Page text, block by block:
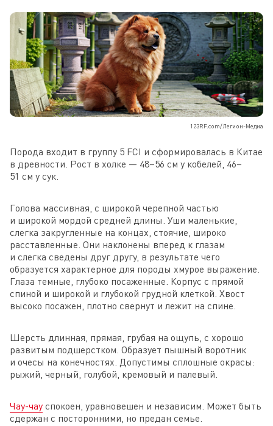
123RF.com/Легион-Медиа
Порода входит в группу 5 FCI и сформировалась в Китае
в древности. Рост в холке — 48–56 см у кобелей, 46–
51 см у сук.
Голова массивная, с широкой черепной частью
и широкой мордой средней длины. Уши маленькие,
слегка закругленные на концах, стоячие, широко
расставленные. Они наклонены вперед к глазам
и слегка сведены друг другу, в результате чего
образуется характерное для породы хмурое выражение.
Глаза темные, глубоко посаженные. Корпус с прямой
спиной и широкой и глубокой грудной клеткой. Хвост
высоко посажен, плотно свернут и лежит на спине.
Шерсть длинная, прямая, грубая на ощупь, с хорошо
развитым подшерстком. Образует пышный воротник
и очесы на конечностях. Допустимы сплошные окрасы:
рыжий, черный, голубой, кремовый и палевый.
Чау-чау спокоен, уравновешен и независим. Может быть
сдержан с посторонними, но предан семье.